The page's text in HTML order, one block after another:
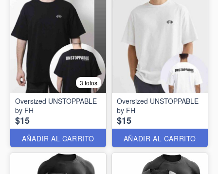
3 fotos
Oversized UNSTOPPABLE
by FH
$15
AÑADIR AL CARRITO
Oversized UNSTOPPABLE
by FH
$15
AÑADIR AL CARRITO